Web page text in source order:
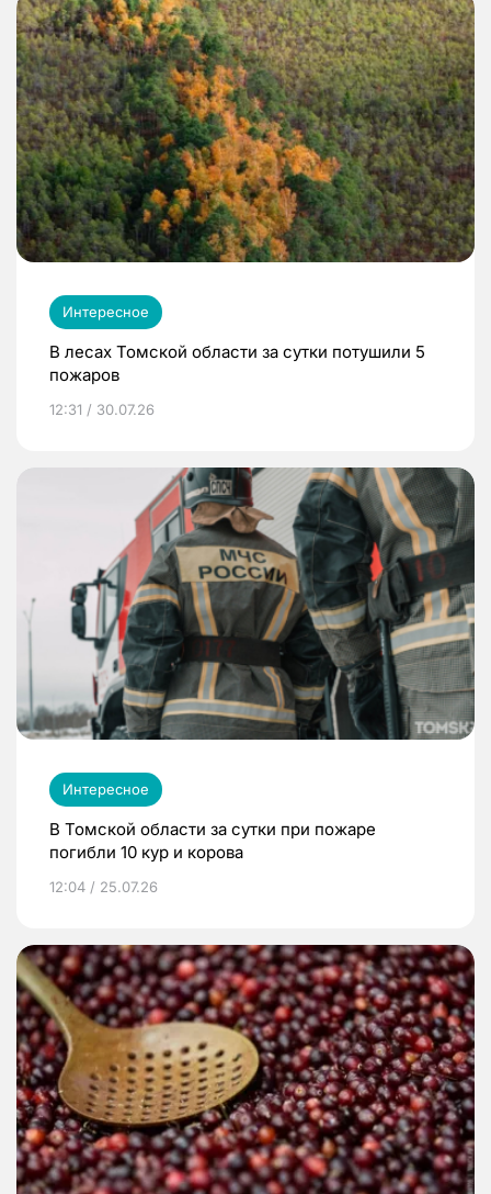
Интересное
В лесах Томской области за сутки потушили 5
пожаров
12:31 / 30.07.26
Интересное
В Томской области за сутки при пожаре
погибли 10 кур и корова
12:04 / 25.07.26